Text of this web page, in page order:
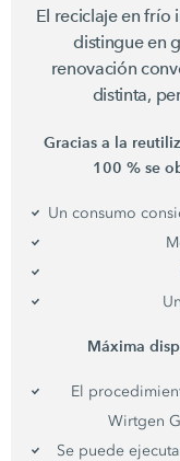
El reciclaje en frío
distingue en
renovación
distinta,
Gracias a la
100 % se
Un consumo
Máxima
El
Wirtgen
Se puede